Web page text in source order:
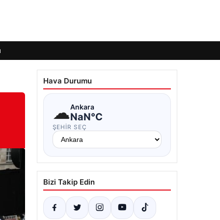
Hava Durumu
☁Ankara
NaN°C
ŞEHIR SEÇ
Bizi Takip Edin